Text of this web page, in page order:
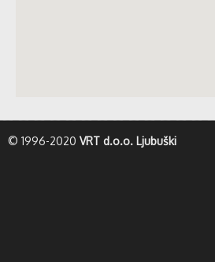
© 1996-2020 VRT d.o.o. Ljubuški